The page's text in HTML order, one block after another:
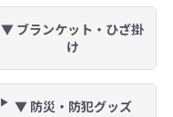
▼ ブランケット・ひざ掛
け
▼ 防災・防犯グッズ